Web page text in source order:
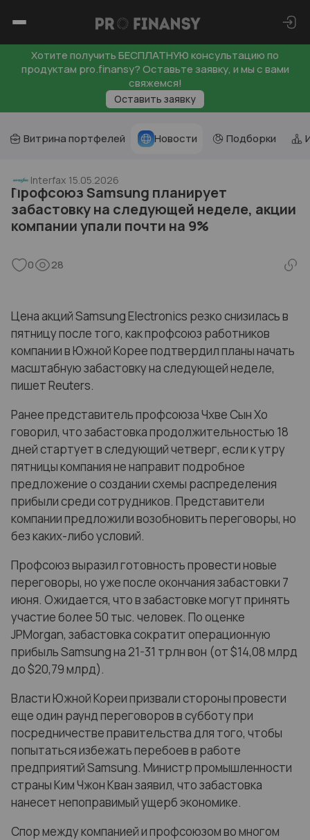
Хотите получить БЕСПЛАТНУЮ консультацию по
продуктам pro.finansy? Оставьте заявку, и мы с вами
свяжемся!
Оставить заявку
Витрина портфелей Новости Подборки
Interfax 15.05.2026
Профсоюз Samsung планирует
забастовку на следующей неделе, акции
компании упали почти на 9%
0 28
Цена акций Samsung Electronics резко снизилась в
пятницу после того, как профсоюз работников
компании в Южной Корее подтвердил планы начать
масштабную забастовку на следующей неделе,
пишет Reuters.
Ранее представитель профсоюза Чхве Сын Хо
говорил, что забастовка продолжительностью 18
дней стартует в следующий четверг, если к утру
пятницы компания не направит подробное
предложение о создании схемы распределения
прибыли среди сотрудников. Представители
компании предложили возобновить переговоры, но
без каких-либо условий.
Профсоюз выразил готовность провести новые
переговоры, но уже после окончания забастовки 7
июня. Ожидается, что в забастовке могут принять
участие более 50 тыс. человек. По оценке
JPMorgan, забастовка сократит операционную
прибыль Samsung на 21-31 трлн вон (от $14,08 млрд
до $20,79 млрд).
Власти Южной Кореи призвали стороны провести
еще один раунд переговоров в субботу при
посредничестве правительства для того, чтобы
попытаться избежать перебоев в работе
предприятий Samsung. Министр промышленности
страны Ким Чжон Кван заявил, что забастовка
нанесет непоправимый ущерб экономике.
Спор между компанией и профсоюзом во многом